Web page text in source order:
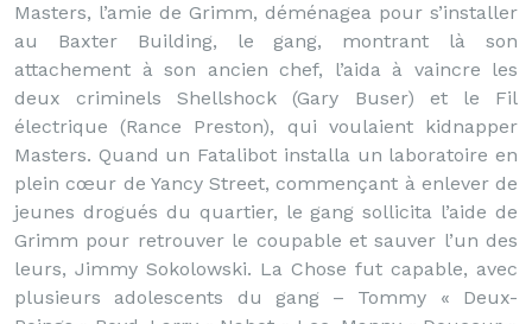
Masters, l’amie de Grimm, déménagea pour s’installer
au Baxter Building, le gang, montrant là son
attachement à son ancien chef, l’aida à vaincre les
deux criminels Shellshock (Gary Buser) et le Fil
électrique (Rance Preston), qui voulaient kidnapper
Masters. Quand un Fatalibot installa un laboratoire en
plein cœur de Yancy Street, commençant à enlever de
jeunes drogués du quartier, le gang sollicita l’aide de
Grimm pour retrouver le coupable et sauver l’un des
leurs, Jimmy Sokolowski. La Chose fut capable, avec
plusieurs adolescents du gang – Tommy « Deux-